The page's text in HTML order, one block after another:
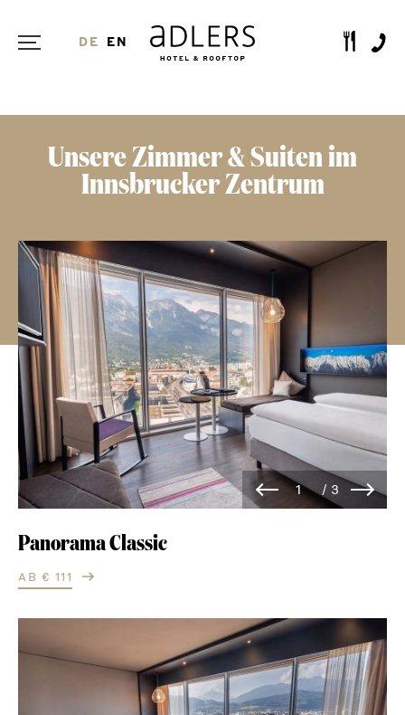
DE EN
Unsere Zimmer & Suiten im
Innsbrucker Zentrum
Panorama Classic
AB € 111